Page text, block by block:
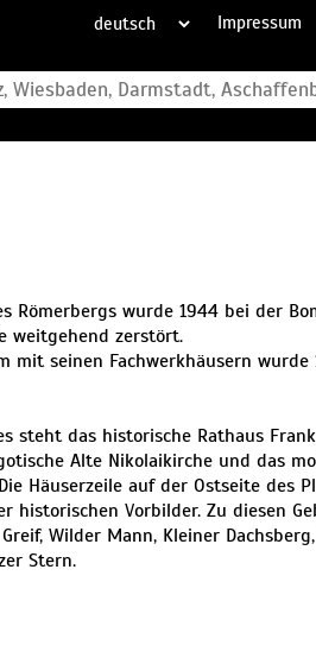
Impressum
Römerbergs wurde 1944 bei der
weitgehend zerstört.
mit seinen Fachwerkhäusern
steht das historische Rathaus
Alte Nikolaikirche und das
Häuserzeile auf der Ostseite des
historischen Vorbilder. Zu diesen
Wilder Mann, Kleiner
Stern.